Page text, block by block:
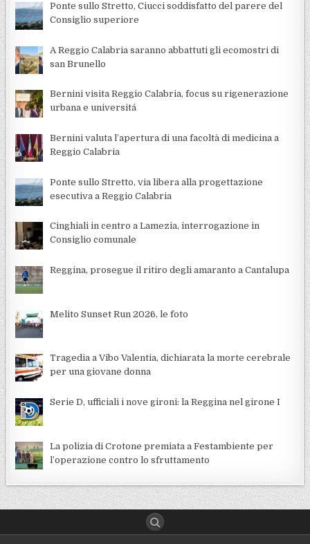
Ponte sullo Stretto, Ciucci soddisfatto del parere del
Consiglio superiore
A Reggio Calabria saranno abbattuti gli ecomostri di
san Brunello
Bernini visita Reggio Calabria, focus su rigenerazione
urbana e universitá
Bernini valuta l’apertura di una facoltà di medicina a
Reggio Calabria
Ponte sullo Stretto, via libera alla progettazione
esecutiva a Reggio Calabria
Cinghiali in centro a Lamezia, interrogazione in
Consiglio comunale
Reggina, prosegue il ritiro degli amaranto a Cantalupa
Melito Sunset Run 2026, le foto
Tragedia a Vibo Valentia, dichiarata la morte cerebrale
per una giovane donna
Serie D, ufficiali i nove gironi: la Reggina nel girone I
La polizia di Crotone premiata a Festambiente per
l’operazione contro lo sfruttamento